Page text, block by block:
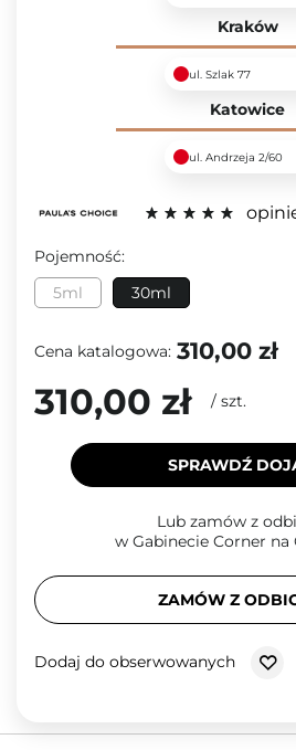
Kraków
ul. Szlak 77
Katowice
ul. Andrzeja 2/60
Pojemność:
5ml
30ml
Cena katalogowa: 310,00 zł
310,00 zł / szt.
SPRAWDŹ
Lub zamów z
w Gabinecie Corner na
ZAMÓW Z
Dodaj do obserwowanych